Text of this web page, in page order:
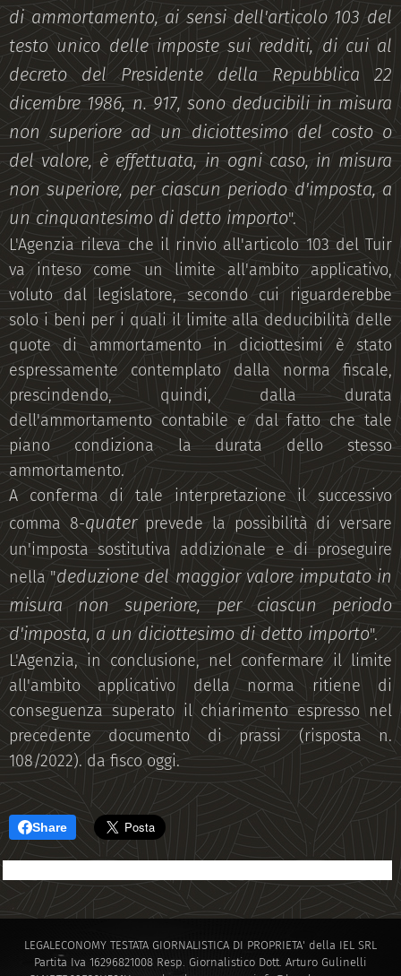
di ammortamento, ai sensi dell'articolo 103 del
testo unico delle imposte sui redditi, di cui al
decreto del Presidente della Repubblica 22
dicembre 1986, n. 917, sono deducibili in misura
non superiore ad un diciottesimo del costo o
del valore, è effettuata, in ogni caso, in misura
non superiore, per ciascun periodo d'imposta, a
un cinquantesimo di detto importo".
L'Agenzia rileva che il rinvio all'articolo 103 del Tuir
va inteso come un limite all'ambito applicativo,
voluto dal legislatore, secondo cui riguarderebbe
solo i beni per i quali il limite alla deducibilità delle
quote di ammortamento in diciottesimi è stato
espressamente contemplato dalla norma fiscale,
prescindendo, quindi, dalla durata
dell'ammortamento contabile e dal fatto che tale
piano condiziona la durata dello stesso
ammortamento.
A conferma di tale interpretazione il successivo
comma 8-quaterprevede la possibilità di versare
un'imposta sostitutiva addizionale e di proseguire
nella "deduzione del maggior valore imputato in
misura non superiore, per ciascun periodo
d'imposta, a un diciottesimo di detto importo".
L'Agenzia, in conclusione, nel confermare il limite
all'ambito applicativo della norma ritiene di
conseguenza superato il chiarimento espresso nel
precedente documento di prassi (risposta n.
108/2022). da fisco oggi.
Share
LEGALECONOMY TESTATA GIORNALISTICA DI PROPRIETA' della IEL SRL
Partita Iva 16296821008 Resp. Giornalistico Dott. Arturo Gulinelli